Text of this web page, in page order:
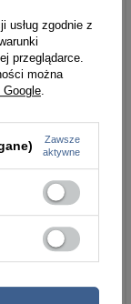
usług zgodnie z
przeglądarce.
można
Google.
Zawsze
aktywne